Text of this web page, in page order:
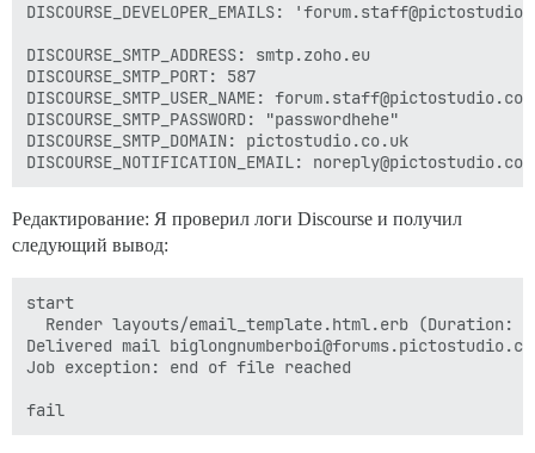
DISCOURSE_DEVELOPER_EMAILS:
DISCOURSE_SMTP_ADDRESS: smtp.zoho.eu
DISCOURSE_SMTP_PORT: 587
DISCOURSE_SMTP_USER_NAME:
DISCOURSE_SMTP_PASSWORD: "passwordhehe"
DISCOURSE_SMTP_DOMAIN: pictostudio.co.uk
Редактирование: Я проверил логи Discourse и получил
следующий вывод:
start
Render layouts/email_template.html.erb (Duration:
Delivered mail
Job exception: end of file reached